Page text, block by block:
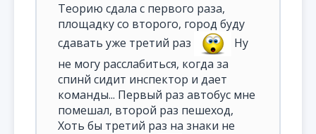
Теорию сдала с первого раза,
площадку со второго, город буду
сдавать уже третий раз
Ну
не могу расслабиться, когда за
спинй сидит инспектор и дает
команды... Первый раз автобус мне
помешал, второй раз пешеход,
Хоть бы третий раз на знаки не